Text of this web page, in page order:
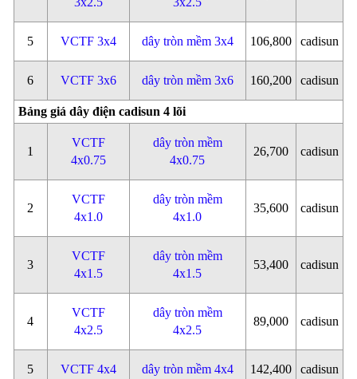
5 VCTF 3x4 dây tròn mềm 3x4 106,800 cadisun
6 VCTF 3x6 dây tròn mềm 3x6 160,200 cadisun
Bảng giá dây điện cadisun 4 lõi
1
VCTF
4x0.75
dây tròn mềm
4x0.75
26,700 cadisun
2
VCTF
4x1.0
dây tròn mềm
4x1.0
35,600 cadisun
3
VCTF
4x1.5
dây tròn mềm
4x1.5
53,400 cadisun
4
VCTF
4x2.5
dây tròn mềm
4x2.5
89,000 cadisun
5 VCTF 4x4 dây tròn mềm 4x4 142,400 cadisun